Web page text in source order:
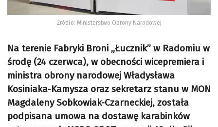
Źródło: Ministerstwo Obrony Narodowej
Na terenie Fabryki Broni „Łucznik” w Radomiu w
środę (24 czerwca), w obecności wicepremiera i
ministra obrony narodowej Władysława
Kosiniaka-Kamysza oraz sekretarz stanu w MON
Magdaleny Sobkowiak-Czarneckiej, została
podpisana umowa na dostawę karabinków